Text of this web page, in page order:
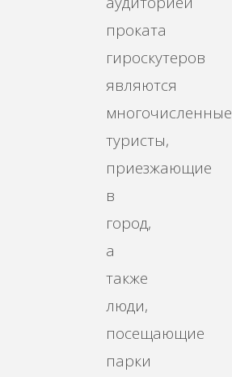
проката
гироскутеров
являются
многочисленные
туристы,
приезжающие
в
город,
а
также
люди,
посещающие
парки